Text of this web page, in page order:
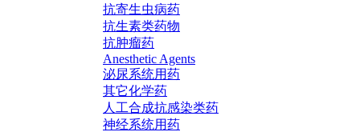
抗寄生虫病药
抗生素类药物
抗肿瘤药
Anesthetic Agents
泌尿系统用药
其它化学药
人工合成抗感染类药
神经系统用药